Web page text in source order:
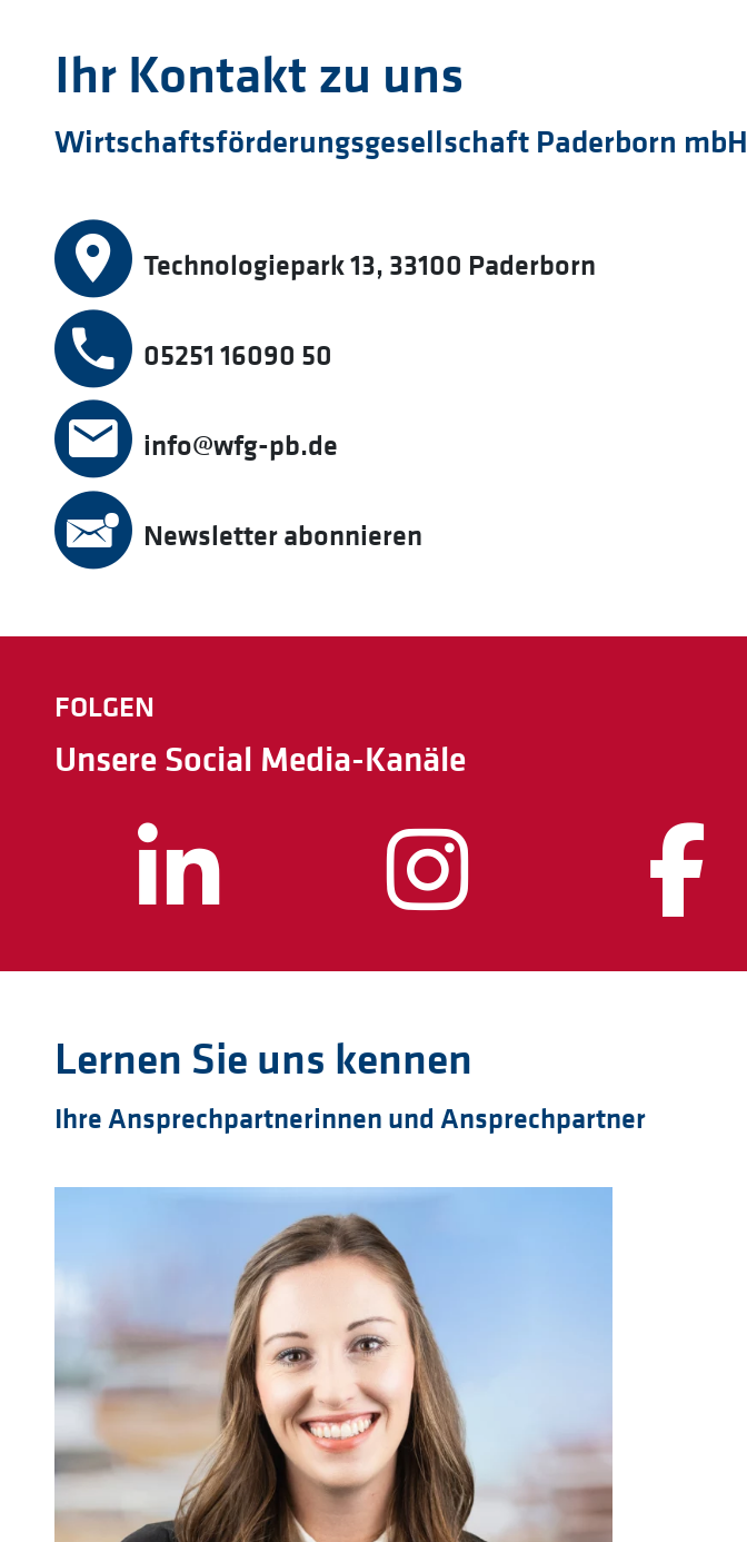
Ihr Kontakt zu uns
Wirtschaftsförderungsgesellschaft Paderborn mbH
Technologiepark 13, 33100 Paderborn
05251 16090 50
info@wfg-pb.de
Newsletter abonnieren
FOLGEN
Unsere Social Media-Kanäle
Lernen Sie uns kennen
Ihre Ansprechpartnerinnen und Ansprechpartner